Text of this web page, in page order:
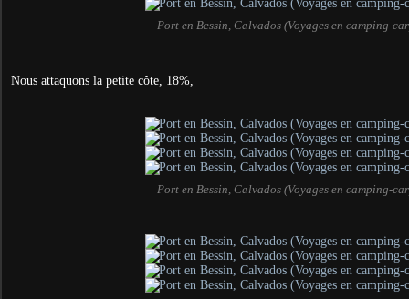
Port en Bessin, Calvados (Voyages en camping-
Nous attaquons la petite côte, 18%,
Port en Bessin, Calvados (Voyages en camping-